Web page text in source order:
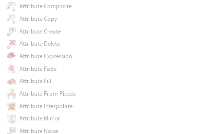
Attribute Composite
Attribute Copy
Attribute Create
Attribute Delete
Attribute Expression
Attribute Fade
Attribute Fill
Attribute From Pieces
Attribute Interpolate
Attribute Mirror
Attribute Noise